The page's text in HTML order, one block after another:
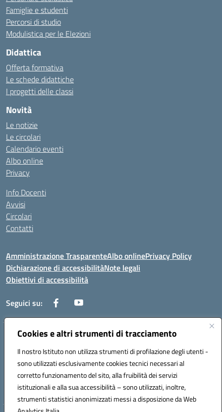
Cookies e altri strumenti di tracciamento
Il nostro Istituto non utilizza strumenti di profilazione degli utenti -
sono utilizzati esclusivamente cookies tecnici necessari al
corretto funzionamento del sito, alla fruibilità dei servizi
istituzionali e alla sua accessibilità – sono utilizzati, inoltre,
strumenti statistici anonimizzati messi a disposizione da Web
Famiglie e studenti
Percorsi di studio
Modulistica per le Elezioni
Didattica
Offerta formativa
Le schede didattiche
I progetti delle classi
Novità
Le notizie
Le circolari
Calendario eventi
Albo online
Privacy
Info Docenti
Avvisi
Circolari
Contatti
Amministrazione TrasparenteAlbo onlinePrivacy Policy
Dichiarazione di accessibilitàNote legali
Obiettivi di accessibilità
Seguici su:
Corso Roma, 1 71100 FOGGIA (FG)
Codice meccanografico: FGPM03000E
Mail: FGPM03000E@istruzione.it - PEC:
FGPM03000E@pec.istruzione.it
Codice fiscale: 80002240713